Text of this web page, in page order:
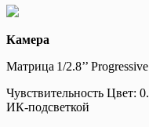
Камера
Матрица 1/2.8’’
Чувствительность Цвет:
ИК-подсветкой